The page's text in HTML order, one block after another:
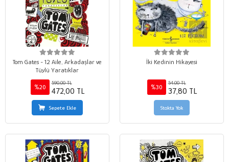
Tom Gates - 12 Aile, Arkadaşlar ve
Tüylü Yaratıklar
%20
590,00 TL
472,00 TL
Sepete Ekle
İki Kedinin Hikayesi
%30
54,00 TL
37,80 TL
Stokta Yok